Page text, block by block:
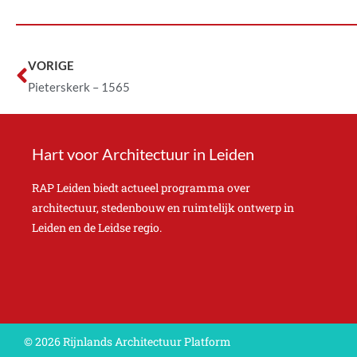
VORIGE
Pieterskerk – 1565
Hart voor Architectuur in Leiden
RAP Leiden biedt actueel programma over
architectuur, stedenbouw en ruimtelijk ontwerp in
Leiden en de Leidse regio.
© 2026 Rijnlands Architectuur Platform